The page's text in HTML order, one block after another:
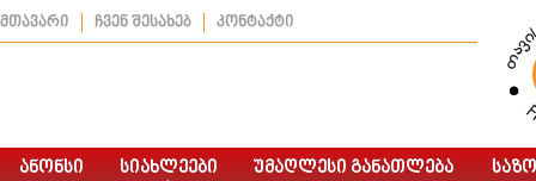
მთავარი ჩვენ შესახებ კონტაქტი